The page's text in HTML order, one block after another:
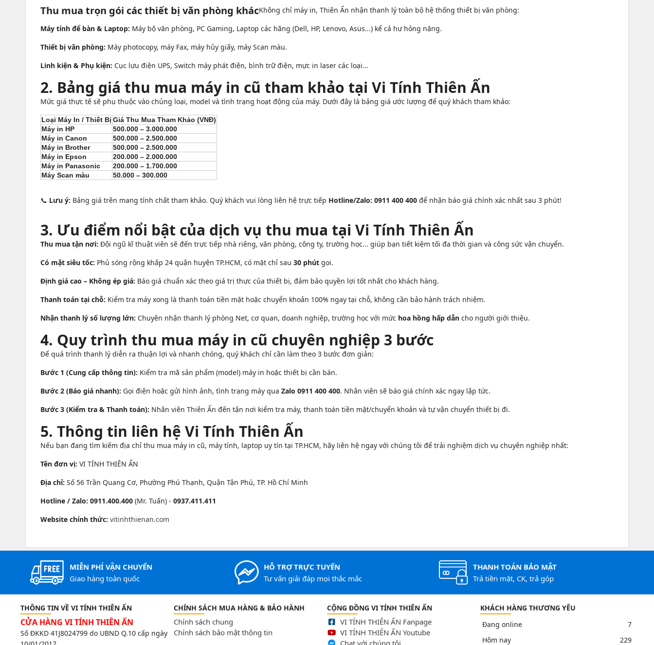
Thu mua trọn gói các thiết bị văn phòng khácKhông chỉ máy in, Thiên Ấn nhận thanh lý toàn bộ hệ thống thiết bị văn phòng:
Máy tính để bàn & Laptop: Máy bộ văn phòng, PC Gaming, Laptop các hãng (Dell, HP, Lenovo, Asus...) kể cả hư hỏng nặng.
Thiết bị văn phòng: Máy photocopy, máy Fax, máy hủy giấy, máy Scan màu.
Linh kiện & Phụ kiện: Cục lưu điện UPS, Switch máy phát điện, bình trữ điện, mực in laser các loại...
2. Bảng giá thu mua máy in cũ tham khảo tại Vi Tính Thiên Ấn
Mức giá thực tế sẽ phụ thuộc vào chủng loại, model và tình trạng hoạt động của máy. Dưới đây là bảng giá ước lượng để quý khách tham khảo:
Loại Máy In / Thiết Bị Giá Thu Mua Tham Khảo (VNĐ)
Máy in HP
500.000 – 3.000.000
Máy in Canon
500.000 – 2.500.000
Máy in Brother
500.000 – 2.500.000
Máy in Epson
200.000 – 2.000.000
Máy in Panasonic
200.000 – 1.700.000
Máy Scan màu
50.000 – 300.000
📞 Lưu ý: Bảng giá trên mang tính chất tham khảo. Quý khách vui lòng liên hệ trực tiếp Hotline/Zalo: 0911 400 400 để nhận báo giá chính xác nhất sau 3 phút!
3. Ưu điểm nổi bật của dịch vụ thu mua tại Vi Tính Thiên Ấn
Thu mua tận nơi: Đội ngũ kĩ thuật viên sẽ đến trực tiếp nhà riêng, văn phòng, công ty, trường học... giúp bạn tiết kiệm tối đa thời gian và công sức vận chuyển.
Có mặt siêu tốc: Phủ sóng rộng khắp 24 quận huyện TP.HCM, có mặt chỉ sau 30 phút gọi.
Định giá cao – Không ép giá: Báo giá chuẩn xác theo giá trị thực của thiết bị, đảm bảo quyền lợi tốt nhất cho khách hàng.
Thanh toán tại chỗ: Kiểm tra máy xong là thanh toán tiền mặt hoặc chuyển khoản 100% ngay tại chỗ, không cần bảo hành trách nhiệm.
Nhận thanh lý số lượng lớn: Chuyên nhận thanh lý phòng Net, cơ quan, doanh nghiệp, trường học với mức hoa hồng hấp dẫn cho người giới thiệu.
4. Quy trình thu mua máy in cũ chuyên nghiệp 3 bước
Để quá trình thanh lý diễn ra thuận lợi và nhanh chóng, quý khách chỉ cần làm theo 3 bước đơn giản:
Bước 1 (Cung cấp thông tin): Kiểm tra mã sản phẩm (model) máy in hoặc thiết bị cần bán.
Bước 2 (Báo giá nhanh): Gọi điện hoặc gửi hình ảnh, tình trạng máy qua Zalo 0911 400 400. Nhân viên sẽ báo giá chính xác ngay lập tức.
Bước 3 (Kiểm tra & Thanh toán): Nhân viên Thiên Ấn đến tận nơi kiểm tra máy, thanh toán tiền mặt/chuyển khoản và tự vận chuyển thiết bị đi.
5. Thông tin liên hệ Vi Tính Thiên Ấn
Nếu bạn đang tìm kiếm địa chỉ thu mua máy in cũ, máy tính, laptop uy tín tại TP.HCM, hãy liên hệ ngay với chúng tôi để trải nghiệm dịch vụ chuyên nghiệp nhất:
Tên đơn vị: VI TÍNH THIÊN ẤN
Địa chỉ: Số 56 Trần Quang Cơ, Phường Phú Thạnh, Quận Tân Phú, TP. Hồ Chí Minh
Hotline / Zalo: 0911.400.400 (Mr. Tuấn) - 0937.411.411
Website chính thức: vitinhthienan.com
MIỄN PHÍ VẬN CHUYỂN
Giao hàng toàn quốc
HỖ TRỢ TRỰC TUYẾN
Tư vấn giải đáp mọi thắc mắc
THANH TOÁN BẢO MẬT
Trả tiền mặt, CK, trả góp
THÔNG TIN VỀ VI TÍNH THIÊN ẤN
CỬA HÀNG VI TÍNH THIÊN ẤN
Số ĐKKD 41J8024799 do UBND Q.10 cấp ngày
CHÍNH SÁCH MUA HÀNG & BẢO HÀNH
Chính sách chung
Chính sách bảo mật thông tin
CỘNG ĐỒNG VI TÍNH THIÊN ẤN
VI TÍNH THIÊN ẤN Fanpage
VI TÍNH THIÊN ẤN Youtube
Chat với chúng tôi
KHÁCH HÀNG THƯƠNG YÊU
Đang online
7
Hôm nay
229